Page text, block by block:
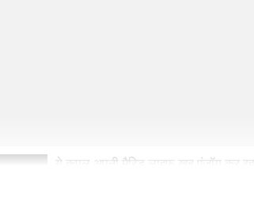
ये कपल अपनी मैरिड लाइफ खूब एंजॉय कर